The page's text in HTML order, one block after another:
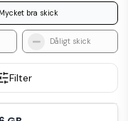
Mycket bra skick
Dåligt skick
Filter